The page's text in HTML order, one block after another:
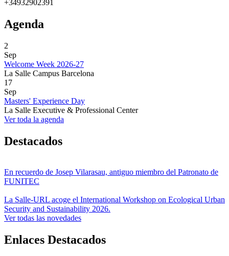
+34932902391
Agenda
2
Sep
Welcome Week 2026-27
La Salle Campus Barcelona
17
Sep
Masters' Experience Day
La Salle Executive & Professional Center
Ver toda la agenda
Destacados
En recuerdo de Josep Vilarasau, antiguo miembro del Patronato de
FUNITEC
La Salle-URL acoge el International Workshop on Ecological Urban
Security and Sustainability 2026.
Ver todas las novedades
Enlaces Destacados